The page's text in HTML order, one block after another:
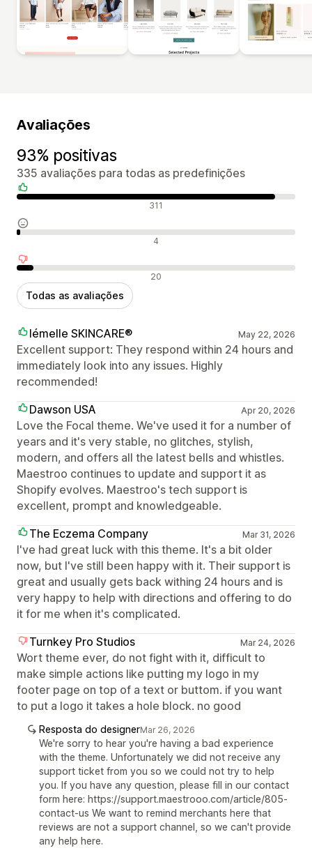
Avaliações
93% positivas
335 avaliações para todas as predefinições
Avaliações positivas 311
Avaliações neutras 4
Avaliações negativas 20
Todas as avaliações
lémelle SKINCARE® May 22, 2026
Excellent support: They respond within 24 hours and
immediately look into any issues. Highly
recommended!
Dawson USA
Apr 20, 2026
Love the Focal theme. We've used it for a number of
years and it's very stable, no glitches, stylish,
modern, and offers all the latest bells and whistles.
Maestroo continues to update and support it as
Shopify evolves. Maestroo's tech support is
excellent, prompt and knowledgeable.
The Eczema Company
Mar 31, 2026
I've had great luck with this theme. It's a bit older
now, but I've still been happy with it. Their support is
great and usually gets back withing 24 hours and is
very happy to help with directions and offering to do
it for me when it's complicated.
Turnkey Pro Studios
Mar 24, 2026
Wort theme ever, do not fight with it, difficult to
make simple actions like putting my logo in my
footer page on top of a text or buttom. if you want
to put a logo it takes a hole block. no good
Resposta do designerMar 26, 2026
We're sorry to hear you're having a bad experience
with the theme. Unfortunately we did not receive any
support ticket from you so we could not try to help
you. If you have any question, please fill in our contact
form here: https://support.maestrooo.com/article/805-
contact-us We want to remind merchants here that
reviews are not a support channel, so we can't provide
any help here.